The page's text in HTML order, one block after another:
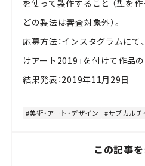
を使って製作すること （型を
どの製法は審査対象外）。
応募方法：インスタグラムにて
けアート2019」を付けて作品の
結果発表：2019年11月29日
美術・アート・デザイン サブカルチ
この記事